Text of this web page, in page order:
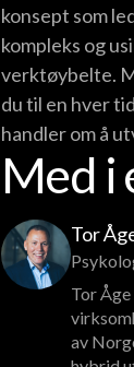
konsept som
kompleks og
verktøybelte.
du til en hver
handler om å
Med i
Tor
Tor
av